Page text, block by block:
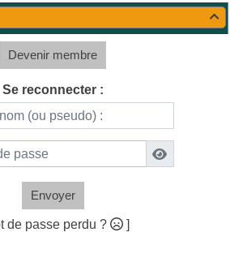

Devenir membre
Se reconnecter :
Envoyer
de passe perdu ? ]